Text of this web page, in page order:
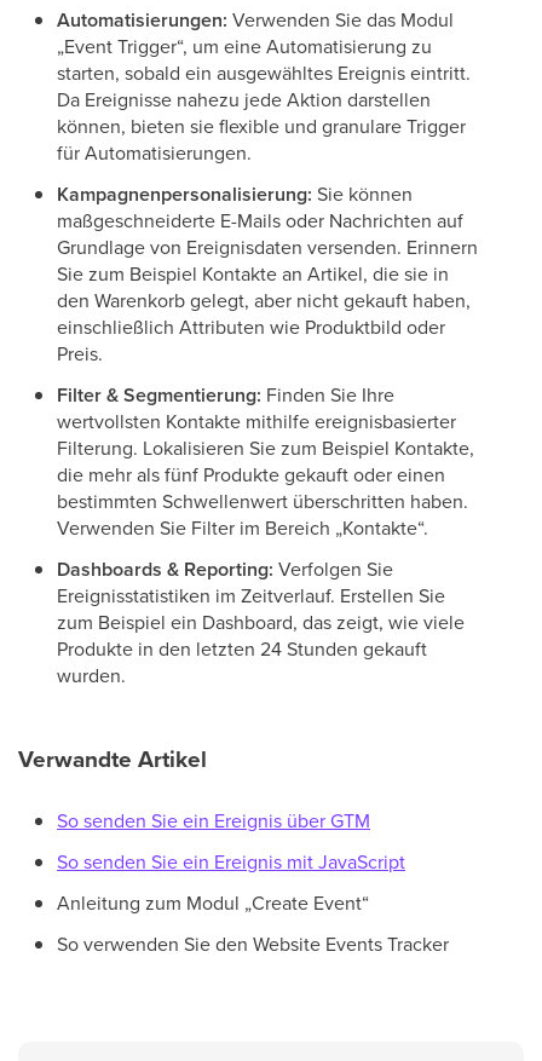
Automatisierungen: Verwenden Sie das Modul
„Event Trigger“, um eine Automatisierung zu
starten, sobald ein ausgewähltes Ereignis eintritt.
Da Ereignisse nahezu jede Aktion darstellen
können, bieten sie flexible und granulare Trigger
für Automatisierungen.
Kampagnenpersonalisierung: Sie können
maßgeschneiderte E-Mails oder Nachrichten auf
Grundlage von Ereignisdaten versenden. Erinnern
Sie zum Beispiel Kontakte an Artikel, die sie in
den Warenkorb gelegt, aber nicht gekauft haben,
einschließlich Attributen wie Produktbild oder
Preis.
Filter & Segmentierung: Finden Sie Ihre
wertvollsten Kontakte mithilfe ereignisbasierter
Filterung. Lokalisieren Sie zum Beispiel Kontakte,
die mehr als fünf Produkte gekauft oder einen
bestimmten Schwellenwert überschritten haben.
Verwenden Sie Filter im Bereich „Kontakte“.
Dashboards & Reporting: Verfolgen Sie
Ereignisstatistiken im Zeitverlauf. Erstellen Sie
zum Beispiel ein Dashboard, das zeigt, wie viele
Produkte in den letzten 24 Stunden gekauft
wurden.
Verwandte Artikel
So senden Sie ein Ereignis über GTM
So senden Sie ein Ereignis mit JavaScript
Anleitung zum Modul „Create Event“
So verwenden Sie den Website Events Tracker